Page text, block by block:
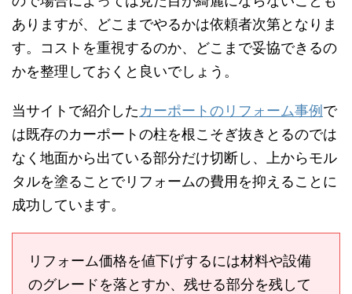
ありますが、どこまでやるかは依頼者次第となりま
す。コストを重視するのか、どこまで妥協できるの
かを整理しておくと良いでしょう。
当サイトで紹介したカーポートのリフォーム事例 で
は既存のカーポートの柱を根こそぎ抜きとるのでは
なく地面から出ている部分だけ切断し、上からモル
タルを塗ることでリフォームの費用を抑えることに
成功しています。
リフォーム価格を値下げするには材料や設備
のグレードを落とすか、残せる部分を残して